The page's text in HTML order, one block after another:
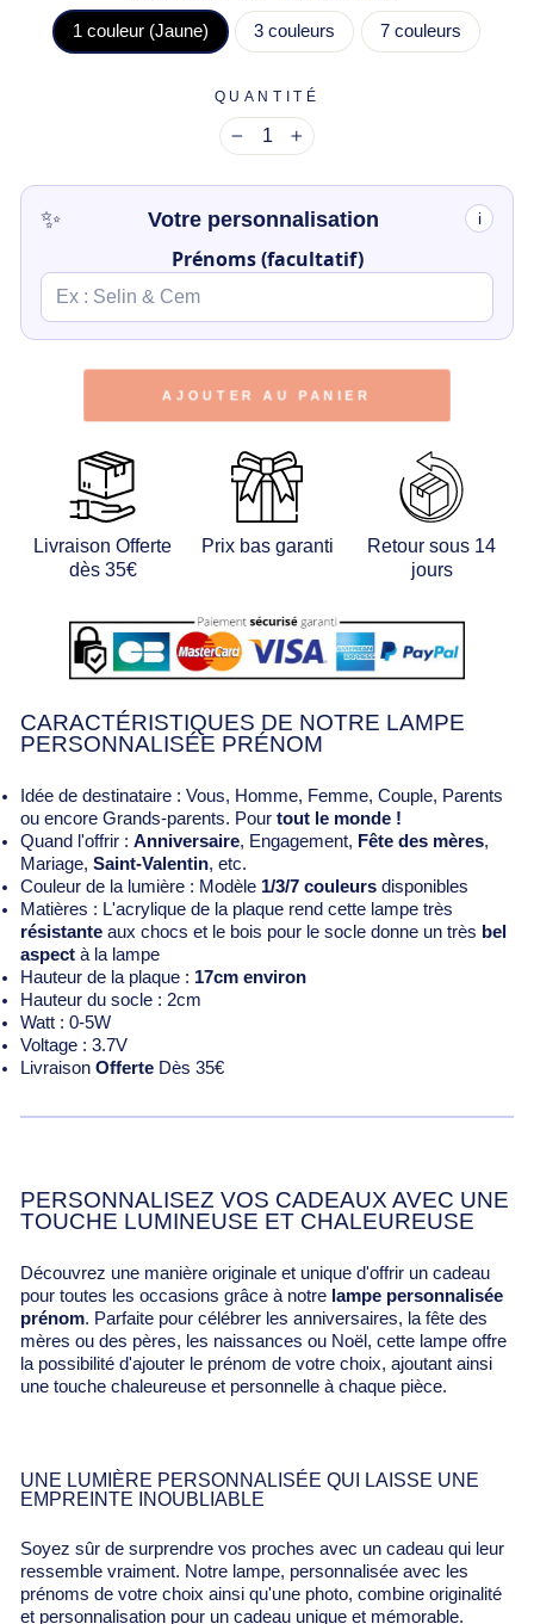
1 couleur (Jaune) 3 couleurs 7 couleurs
QUANTITÉ
+
✨ Votre personnalisation i
Prénoms (facultatif)
AJOUTER AU PANIER
Livraison Offerte
dès 35€
Prix bas garanti
Retour sous 14
jours
CARACTÉRISTIQUES DE NOTRE LAMPE
PERSONNALISÉE PRÉNOM
Idée de destinataire : Vous, Homme, Femme, Couple, Parents
ou encore Grands-parents. Pour tout le monde !
Quand l'offrir : Anniversaire, Engagement, Fête des mères,
Mariage, Saint-Valentin, etc.
Couleur de la lumière : Modèle 1/3/7 couleurs disponibles
Matières : L'acrylique de la plaque rend cette lampe très
résistante aux chocs et le bois pour le socle donne un très bel
aspect à la lampe
Hauteur de la plaque : 17cm environ
Hauteur du socle : 2cm
Watt : 0-5W
Voltage : 3.7V
Livraison Offerte Dès 35€
PERSONNALISEZ VOS CADEAUX AVEC UNE
TOUCHE LUMINEUSE ET CHALEUREUSE
Découvrez une manière originale et unique d'offrir un cadeau
pour toutes les occasions grâce à notre lampe personnalisée
prénom. Parfaite pour célébrer les anniversaires, la fête des
mères ou des pères, les naissances ou Noël, cette lampe offre
la possibilité d'ajouter le prénom de votre choix, ajoutant ainsi
une touche chaleureuse et personnelle à chaque pièce.
UNE LUMIÈRE PERSONNALISÉE QUI LAISSE UNE
EMPREINTE INOUBLIABLE
Soyez sûr de surprendre vos proches avec un cadeau qui leur
ressemble vraiment. Notre lampe, personnalisée avec les
prénoms de votre choix ainsi qu'une photo, combine originalité
et personnalisation pour un cadeau unique et mémorable.